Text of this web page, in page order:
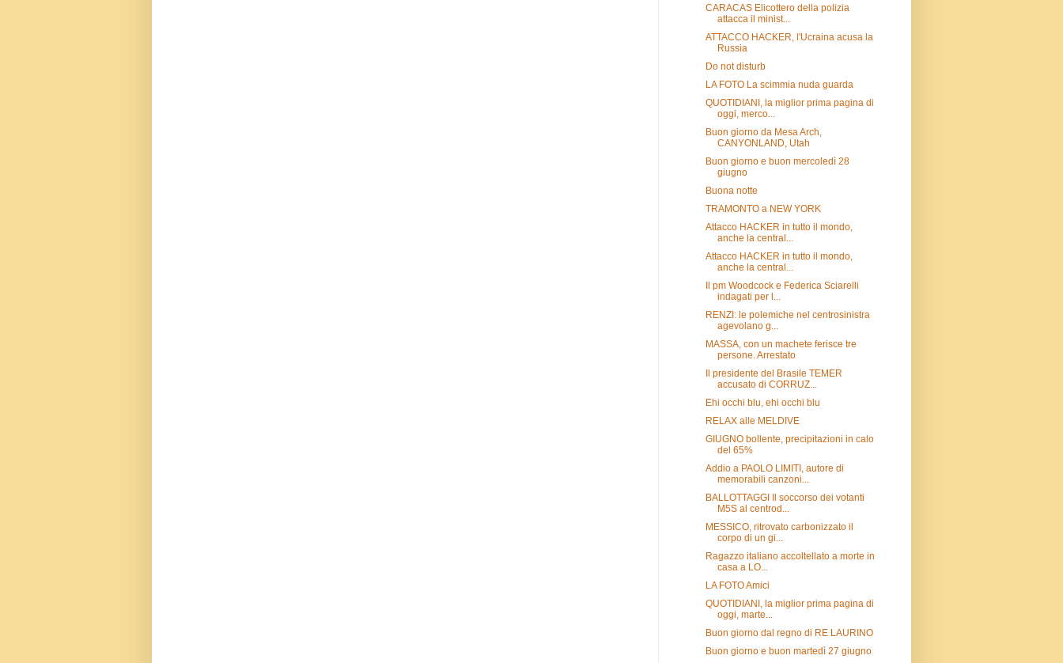
CARACAS Elicottero della polizia
attacca il minist...
ATTACCO HACKER, l'Ucraina acusa la
Russia
Do not disturb
LA FOTO La scimmia nuda guarda
QUOTIDIANI, la miglior prima pagina di
oggi, merco...
Buon giorno da Mesa Arch,
CANYONLAND, Utah
Buon giorno e buon mercoledì 28
giugno
Buona notte
TRAMONTO a NEW YORK
Attacco HACKER in tutto il mondo,
anche la central...
Attacco HACKER in tutto il mondo,
anche la central...
Il pm Woodcock e Federica Sciarelli
indagati per l...
RENZI: le polemiche nel centrosinistra
agevolano g...
MASSA, con un machete ferisce tre
persone. Arrestato
Il presidente del Brasile TEMER
accusato di CORRUZ...
Ehi occhi blu, ehi occhi blu
RELAX alle MELDIVE
GIUGNO bollente, precipitazioni in calo
del 65%
Addio a PAOLO LIMITI, autore di
memorabili canzoni...
BALLOTTAGGI Il soccorso dei votanti
M5S al centrod...
MESSICO, ritrovato carbonizzato il
corpo di un gi...
Ragazzo italiano accoltellato a morte in
casa a LO...
LA FOTO Amici
QUOTIDIANI, la miglior prima pagina di
oggi, marte...
Buon giorno dal regno di RE LAURINO
Buon giorno e buon martedì 27 giugno